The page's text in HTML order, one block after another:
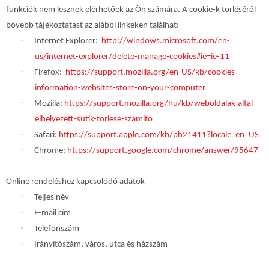
funkciók nem lesznek elérhetőek az Ön számára. A cookie-k törléséről
bővebb tájékoztatást az alábbi linkeken találhat:
· Internet Explorer: http://windows.microsoft.com/en-
us/internet-explorer/delete-manage-cookies#ie=ie-11
· Firefox: https://support.mozilla.org/en-US/kb/cookies-
information-websites-store-on-your-computer
· Mozilla: https://support.mozilla.org/hu/kb/weboldalak-altal-
elhelyezett-sutik-torlese-szamito
· Safari: https://support.apple.com/kb/ph21411?locale=en_US
· Chrome: https://support.google.com/chrome/answer/95647
Online rendeléshez kapcsolódó adatok
· Teljes név
· E-mail cím
· Telefonszám
· Irányítószám, város, utca és házszám